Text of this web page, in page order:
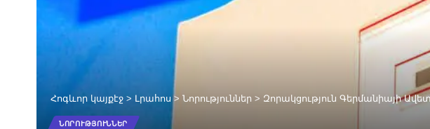
Հոգևոր կայքէջ > Լրահոս > Նորություններ > Զորակցություն Գերմանիայի
ՆՈՐՈՒԹՅՈՒՆՆԵՐ